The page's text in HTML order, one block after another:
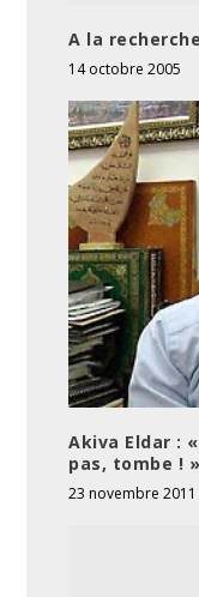
A la
14 octobre 2005
Akiva Eldar :
pas, tombe ! »
23 novembre 2011